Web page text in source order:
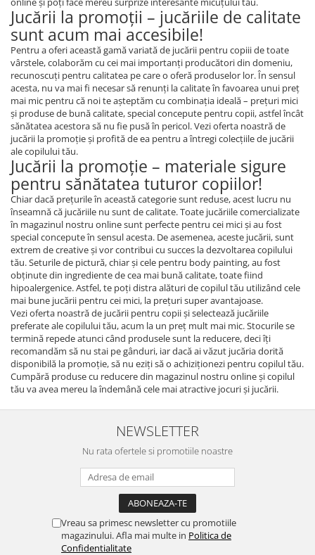
Jucării la promoţii – jucăriile de calitate
sunt acum mai accesibile!
Pentru a oferi această gamă variată de jucării pentru copiii de toate
vârstele, colaborăm cu cei mai importanţi producători din domeniu,
recunoscuţi pentru calitatea pe care o oferă produselor lor. În sensul
acesta, nu va mai fi necesar să renunţi la calitate în favoarea unui preţ
mai mic pentru că noi te aşteptăm cu combinaţia ideală – preţuri mici
şi produse de bună calitate, special concepute pentru copii, astfel încât
sănătatea acestora să nu fie pusă în pericol. Vezi oferta noastră de
jucării la promoţie şi profită de ea pentru a întregi colecţiile de jucării
ale copilului tău.
Jucării la promoţie – materiale sigure
pentru sănătatea tuturor copiilor!
Chiar dacă preţurile în această categorie sunt reduse, acest lucru nu
înseamnă că jucăriile nu sunt de calitate. Toate jucăriile comercializate
în magazinul nostru online sunt perfecte pentru cei mici şi au fost
special concepute în sensul acesta. De asemenea, aceste jucării, sunt
extrem de creative şi vor contribui cu succes la dezvoltarea copilului
tău. Seturile de pictură, chiar şi cele pentru body painting, au fost
obţinute din ingrediente de cea mai bună calitate, toate fiind
hipoalergenice. Astfel, te poţi distra alături de copilul tău utilizând cele
mai bune jucării pentru cei mici, la preţuri super avantajoase.
Vezi oferta noastră de jucării pentru copii şi selectează jucăriile
preferate ale copilului tău, acum la un preţ mult mai mic. Stocurile se
termină repede atunci când produsele sunt la reducere, deci îţi
recomandăm să nu stai pe gânduri, iar dacă ai văzut jucăria dorită
disponibilă la promoţie, să nu eziţi să o achiziţionezi pentru copilul tău.
Cumpără produse cu reducere din magazinul nostru online şi copilul
tău va avea mereu la îndemână cele mai atractive jocuri şi jucării.
NEWSLETTER
Nu rata ofertele si promotiile noastre
Vreau sa primesc newsletter cu promotiile
magazinului. Afla mai multe in Politica de
Confidentialitate